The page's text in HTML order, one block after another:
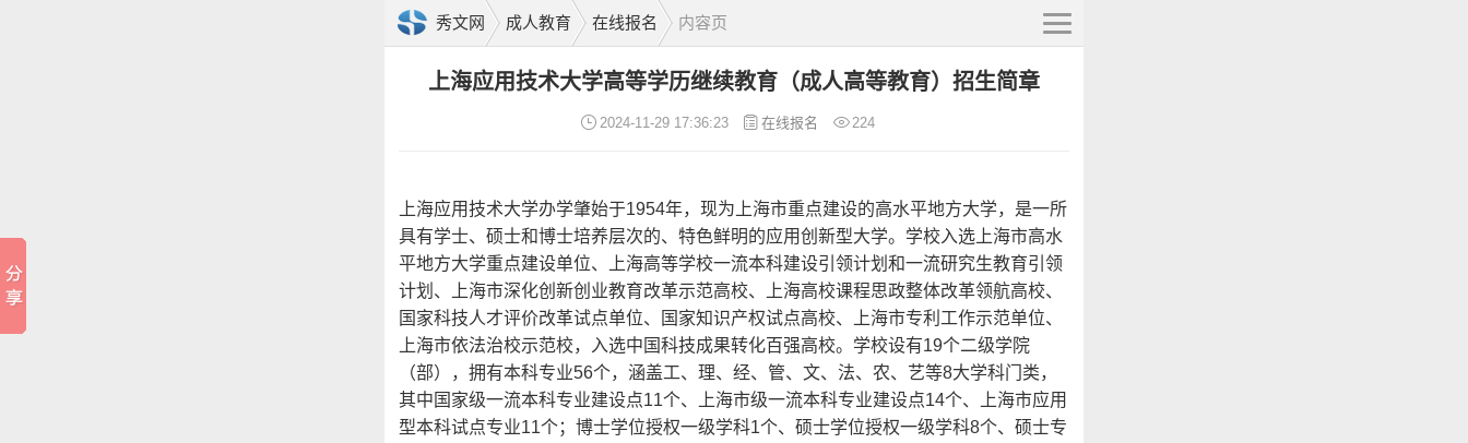
秀文网 成人教育 在线报名 内容页
上海应用技术大学高等学历继续教育（成人高等教育）招生简章
2024-11-29 17:36:23 在线报名 224
上海应用技术大学办学肇始于1954年，现为上海市重点建设的高水平地方大学，是一所
具有学士、硕士和博士培养层次的、特色鲜明的应用创新型大学。学校入选上海市高水
平地方大学重点建设单位、上海高等学校一流本科建设引领计划和一流研究生教育引领
计划、上海市深化创新创业教育改革示范高校、上海高校课程思政整体改革领航高校、
国家科技人才评价改革试点单位、国家知识产权试点高校、上海市专利工作示范单位、
上海市依法治校示范校，入选中国科技成果转化百强高校。学校设有19个二级学院
（部），拥有本科专业56个，涵盖工、理、经、管、文、法、农、艺等8大学科门类，
其中国家级一流本科专业建设点11个、上海市级一流本科专业建设点14个、上海市应用
型本科试点专业11个；博士学位授权一级学科1个、硕士学位授权一级学科8个、硕士专